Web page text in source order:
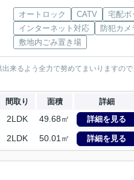
オートロック CATV
宅配ボ
インターネット対応
防犯カメ
敷地内ごみ置き場
来るよう全力で努めてまいりますの
間取り 面積 詳細
2LDK 49.68㎡ 詳細を見る
2LDK 50.01㎡ 詳細を見る